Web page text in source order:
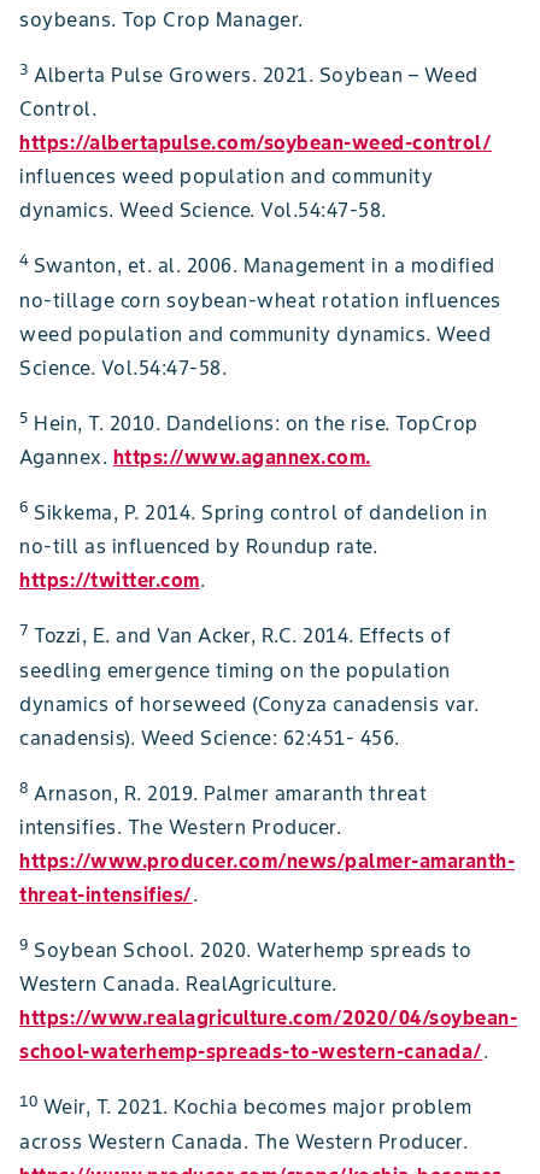
soybeans. Top Crop Manager.
3 Alberta Pulse Growers. 2021. Soybean – Weed
Control.
https://albertapulse.com/soybean-weed-control/
influences weed population and community
dynamics. Weed Science. Vol.54:47-58.
4Swanton, et. al. 2006. Management in a modified
no-tillage corn soybean-wheat rotation influences
weed population and community dynamics. Weed
Science. Vol.54:47-58.
5 Hein, T. 2010. Dandelions: on the rise. TopCrop
Agannex. https://www.agannex.com.
6 Sikkema, P. 2014. Spring control of dandelion in
no-till as influenced by Roundup rate.
https://twitter.com.
7 Tozzi, E. and Van Acker, R.C. 2014. Effects of
seedling emergence timing on the population
dynamics of horseweed (Conyza canadensis var.
canadensis). Weed Science: 62:451- 456.
8 Arnason, R. 2019. Palmer amaranth threat
intensifies. The Western Producer.
https://www.producer.com/news/palmer-amaranth-
threat-intensifies/.
9 Soybean School. 2020. Waterhemp spreads to
Western Canada. RealAgriculture.
https://www.realagriculture.com/2020/04/soybean-
school-waterhemp-spreads-to-western-canada/.
10 Weir, T. 2021. Kochia becomes major problem
across Western Canada. The Western Producer.